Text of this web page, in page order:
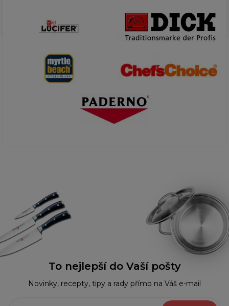
To nejlepší do Vaší pošty
Novinky, recepty, tipy a rady přímo na Váš e-mail